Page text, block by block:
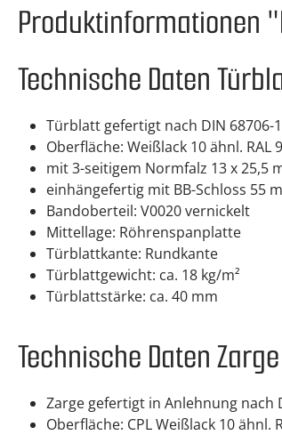
Produktinformationen
Technische Daten
Türblatt gefertigt nach DIN 68706-
Oberfläche: Weißlack 10 ähnl. RAL
mit 3-seitigem Normfalz 13 x 25,5
einhängefertig mit BB-Schloss 55
Bandoberteil: V0020 vernickelt
Mittellage: Röhrenspanplatte
Türblattkante: Rundkante
Türblattgewicht: ca. 18 kg/m²
Türblattstärke: ca. 40 mm
Technische Daten Zarge
Zarge gefertigt in Anlehnung nach
Oberfläche: CPL Weißlack 10 ähnl.